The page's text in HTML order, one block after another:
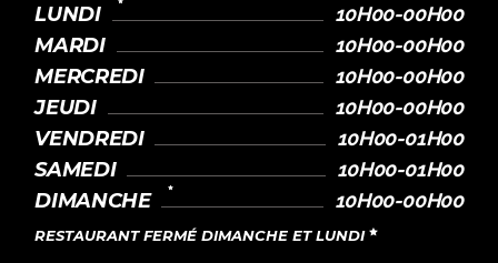
LUNDI 10H00-00H00
MARDI 10H00-00H00
MERCREDI 10H00-00H00
JEUDI 10H00-00H00
VENDREDI 10H00-01H00
SAMEDI 10H00-01H00
DIMANCHE 10H00-00H00
RESTAURANT FERMÉ DIMANCHE ET LUNDI